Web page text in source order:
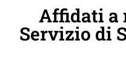
Affidati a
Servizio di